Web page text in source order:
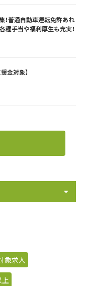
！普通自動車運転免許あれ
種手当や福利厚生も充実！
金対象】
象求人
上